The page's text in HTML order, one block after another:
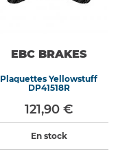
EBC BRAKES
Plaquettes Yellowstuff
DP41518R
121,90 €
En stock